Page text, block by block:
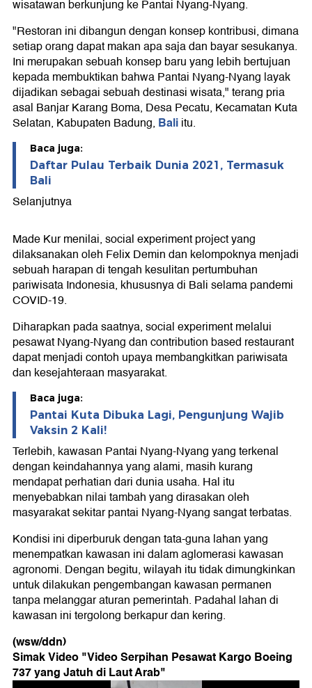
wisatawan berkunjung ke Pantai Nyang-Nyang.
"Restoran ini dibangun dengan konsep kontribusi, dimana
setiap orang dapat makan apa saja dan bayar sesukanya.
Ini merupakan sebuah konsep baru yang lebih bertujuan
kepada membuktikan bahwa Pantai Nyang-Nyang layak
dijadikan sebagai sebuah destinasi wisata," terang pria
asal Banjar Karang Boma, Desa Pecatu, Kecamatan Kuta
Selatan, Kabupaten Badung, Baliitu.
Baca juga:
Daftar Pulau Terbaik Dunia 2021, Termasuk
Bali
Selanjutnya
Made Kur menilai, social experiment project yang
dilaksanakan oleh Felix Demin dan kelompoknya menjadi
sebuah harapan di tengah kesulitan pertumbuhan
pariwisata Indonesia, khususnya di Bali selama pandemi
COVID-19.
Diharapkan pada saatnya, social experiment melalui
pesawat Nyang-Nyang dan contribution based restaurant
dapat menjadi contoh upaya membangkitkan pariwisata
dan kesejahteraan masyarakat.
Baca juga:
Pantai Kuta Dibuka Lagi, Pengunjung Wajib
Vaksin 2 Kali!
Terlebih, kawasan Pantai Nyang-Nyang yang terkenal
dengan keindahannya yang alami, masih kurang
mendapat perhatian dari dunia usaha. Hal itu
menyebabkan nilai tambah yang dirasakan oleh
masyarakat sekitar pantai Nyang-Nyang sangat terbatas.
Kondisi ini diperburuk dengan tata-guna lahan yang
menempatkan kawasan ini dalam aglomerasi kawasan
agronomi. Dengan begitu, wilayah itu tidak dimungkinkan
untuk dilakukan pengembangan kawasan permanen
tanpa melanggar aturan pemerintah. Padahal lahan di
kawasan ini tergolong berkapur dan kering.
(wsw/ddn)
Simak Video "Video Serpihan Pesawat Kargo Boeing
737 yang Jatuh di Laut Arab"